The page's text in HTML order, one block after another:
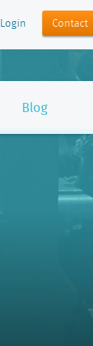
Login Contact
Blog